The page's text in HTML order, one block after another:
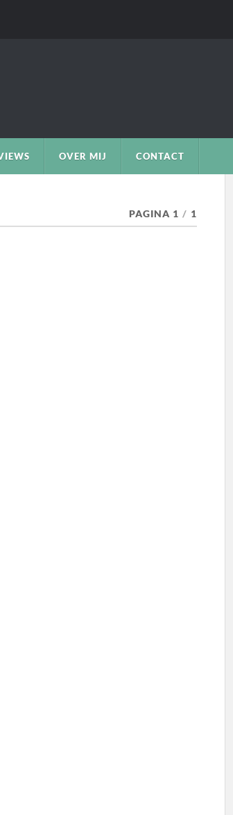
OVER MIJ CONTACT
PAGINA 1 / 1